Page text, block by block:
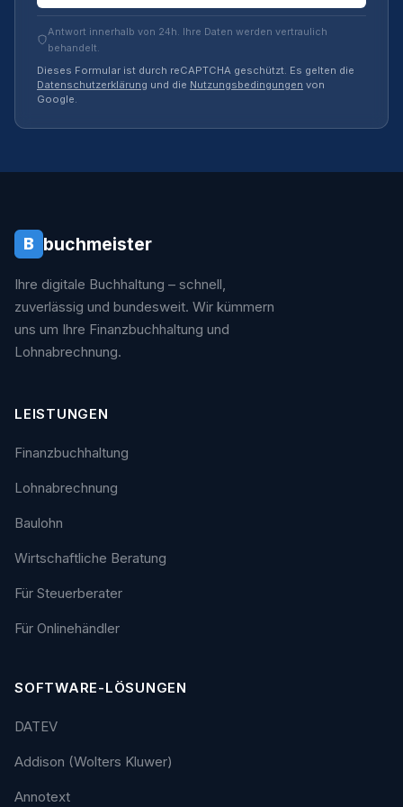
Antwort innerhalb von 24h. Ihre Daten werden vertraulich
behandelt.
Dieses Formular ist durch reCAPTCHA geschützt. Es gelten die
Datenschutzerklärung und die Nutzungsbedingungen von
Google.
B buchmeister
Ihre digitale Buchhaltung – schnell,
zuverlässig und bundesweit. Wir kümmern
uns um Ihre Finanzbuchhaltung und
Lohnabrechnung.
LEISTUNGEN
Finanzbuchhaltung
Lohnabrechnung
Baulohn
Wirtschaftliche Beratung
Für Steuerberater
Für Onlinehändler
SOFTWARE-LÖSUNGEN
DATEV
Addison (Wolters Kluwer)
Annotext